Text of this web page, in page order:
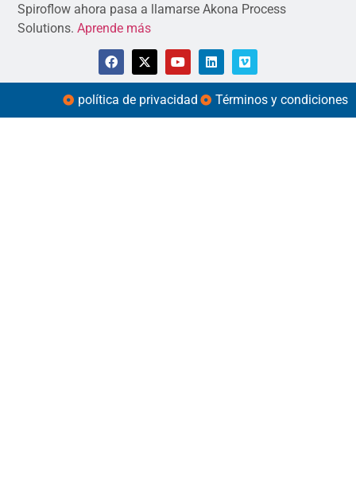
Spiroflow ahora pasa a llamarse Akona Process
Solutions.Aprende más
política de privacidad Términos y condiciones